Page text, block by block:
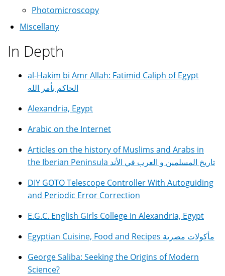
Photomicroscopy
Miscellany
In Depth
al-Hakim bi Amr Allah: Fatimid Caliph of Egypt
الحاكم بأمر الله
Alexandria, Egypt
Arabic on the Internet
Articles on the history of Muslims and Arabs in
the Iberian Peninsula تاريخ المسلمين و العرب في الأند
DIY GOTO Telescope Controller With Autoguiding
and Periodic Error Correction
E.G.C. English Girls College in Alexandria, Egypt
Egyptian Cuisine, Food and Recipes مأكولات مصرية
George Saliba: Seeking the Origins of Modern
Science?